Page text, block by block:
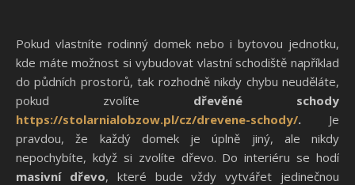
Pokud vlastníte rodinný domek nebo i bytovou jednotku,
kde máte možnost si vybudovat vlastní schodiště například
do půdních prostorů, tak rozhodně nikdy chybu neuděláte,
pokud zvolíte dřevěné schody
https://stolarnialobzow.pl/cz/drevene-schody/. Je
pravdou, že každý domek je úplně jiný, ale nikdy
nepochybíte, když si zvolíte dřevo. Do interiéru se hodí
masivní dřevo, které bude vždy vytvářet jedinečnou